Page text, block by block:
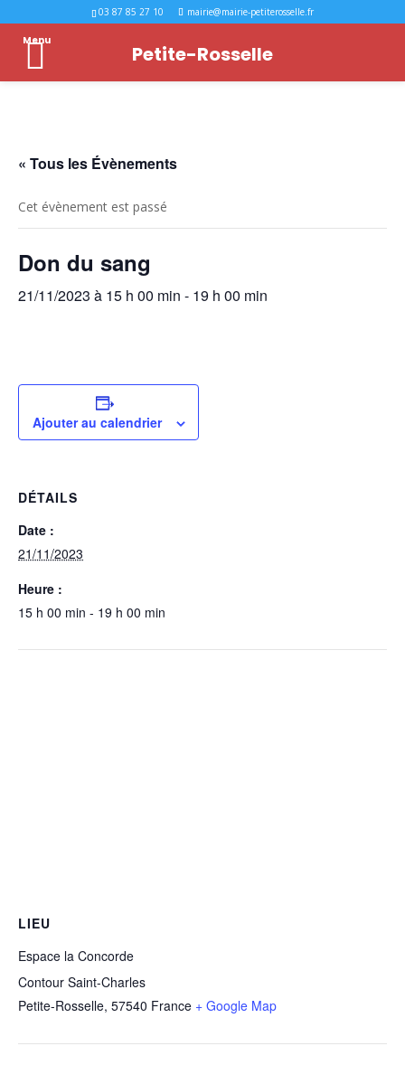
03 87 85 27 10 mairie@mairie-petiterosselle.fr
« Tous les Évènements
Cet évènement est passé
Don du sang
21/11/2023 à 15 h 00 min - 19 h 00 min
Ajouter au calendrier
DÉTAILS
Date :
21/11/2023
Heure :
15 h 00 min - 19 h 00 min
LIEU
Espace la Concorde
Contour Saint-Charles
Petite-Rosselle, 57540 France + Google Map
Menu
Petite-Rosselle